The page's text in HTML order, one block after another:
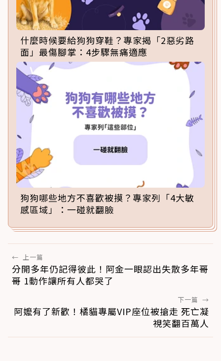
什麼時候要給狗狗穿鞋？專家揭「2惡劣路
面」最傷腳掌：4步驟無痛適應
狗狗哪些地方不喜歡被摸？專家列「4大敏
感區域」：一碰就翻臉
← 上一篇
分開多年仍記得彼此！阿金一眼認出失散多年哥
哥 1動作讓所有人都哭了
下一篇 →
阿嬤有了新歡！橘貓專屬VIP座位被搶走 死亡凝
視笑翻百萬人